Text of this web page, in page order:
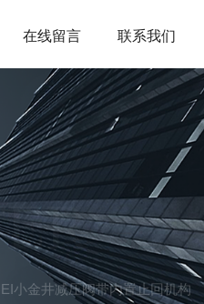
在线留言 联系我们
小金井减压阀带内置止回机构